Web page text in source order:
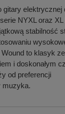
gitary elektrycznej
NYXL oraz
stabilność
to klasyk ze
i doskonałym
od preferencji
muzyka.